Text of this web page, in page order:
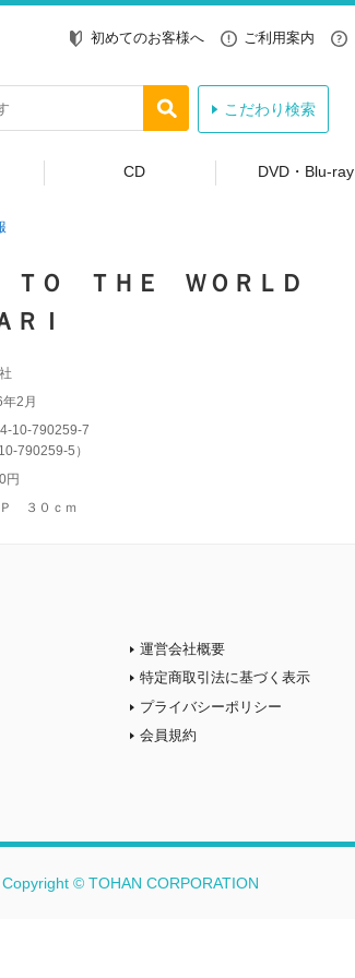
初めてのお客様へ ご利用案内
こだわり検索
CD DVD・Blu-ray
ＴＯ ＴＨＥ ＷＯＲＬＤ
Ｉ
2月
10-790259-7
790259-5 ）
円
Ｐ ３０ｃｍ
運営会社概要
特定商取引法に基づく表示
プライバシーポリシー
会員規約
Copyright © TOHAN CORPORATION